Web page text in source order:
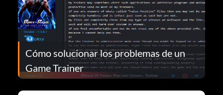
Cómo solucionar los problemas de un
Game Trainer